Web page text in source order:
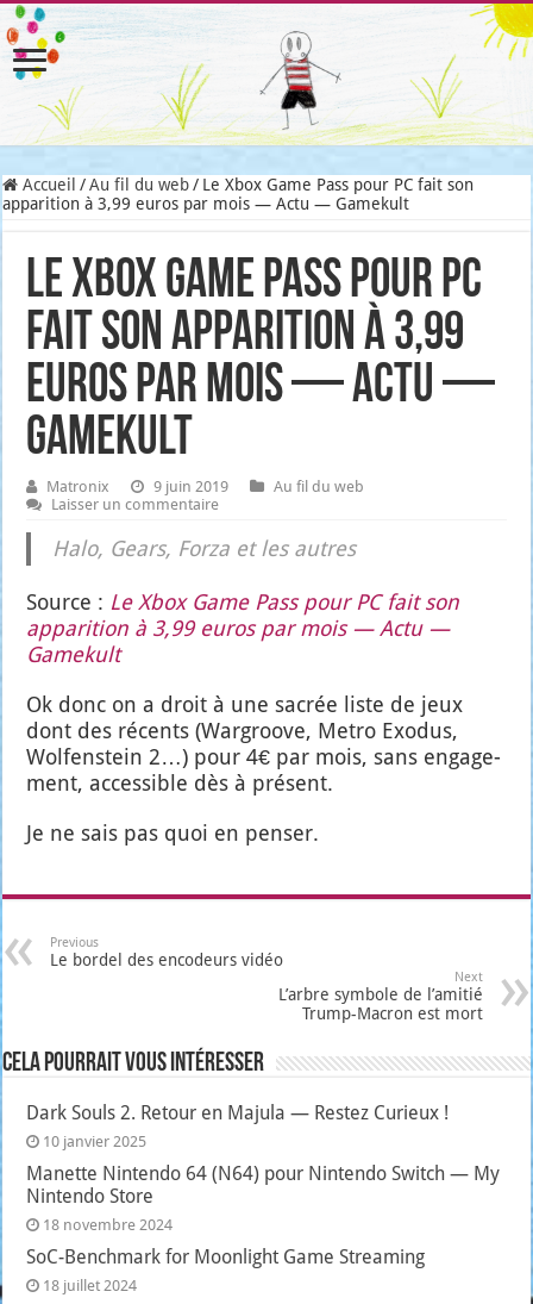
Accueil / Au fil du web / Le Xbox Game Pass pour PC fait son
apparition à 3,99 euros par mois — Actu — Gamekult
Le Xbox Game Pass pour PC
fait son apparition à 3,99
euros par mois — Actu —
Gamekult
Matronix 9 juin 2019
Au fil du web
Laisser un commentaire
Halo, Gears, For­za et les autres
Source : Le Xbox Game Pass pour PC fait son
appa­ri­tion à 3,99 euros par mois — Actu —
Game­kult
Ok donc on a droit à une sacrée liste de jeux
dont des récents (War­groove, Metro Exo­dus,
Wol­fen­stein 2…) pour 4€ par mois, sans enga­ge­
ment, acces­sible dès à pré­sent.
Je ne sais pas quoi en pen­ser.
Previous
Le bordel des encodeurs vidéo
Next
L’arbre symbole de l’amitié
Trump-Macron est mort
Cela pourrait vous intéresser
Dark Souls 2. Retour en Majula — Restez Curieux !
10 janvier 2025
Manette Nintendo 64 (N64) pour Nintendo Switch — My
Nintendo Store
18 novembre 2024
SoC-Benchmark for Moonlight Game Streaming
18 juillet 2024